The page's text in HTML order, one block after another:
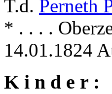
T.d. Perneth
* . . . .
14.01.1824
K i n d e r :